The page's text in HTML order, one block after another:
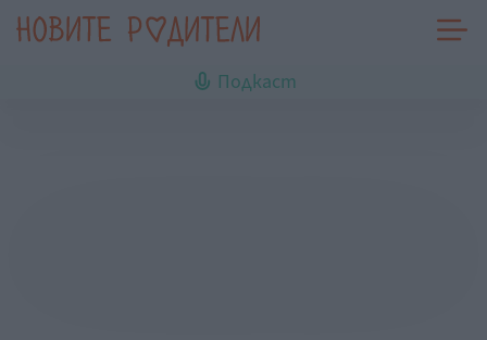
Подкаст